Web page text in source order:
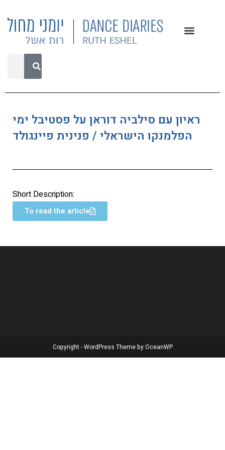
ראיון עם סילביה דוראן על פסטיבל ימי
הפלמנקו הישראלי / פנינית פיינגולד
Short Description:
To read the article
Copyright - WordPress Theme by OceanWP